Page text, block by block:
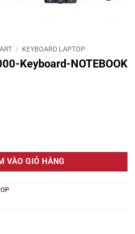
/ KEYBOARD LAPTOP
Keyboard-NOTEBOOK
₭.
NOTEBOOK số lượng
VÀO GIỎ HÀNG